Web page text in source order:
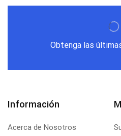
Obtenga las
Información
Acerca de Nosotros